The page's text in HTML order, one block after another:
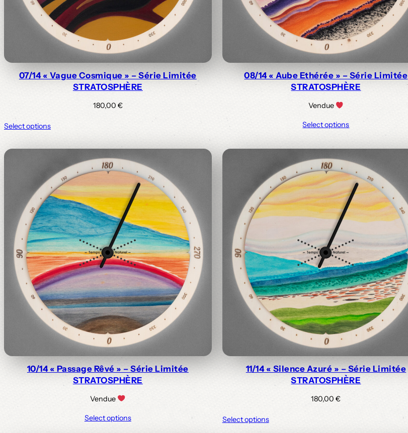
07/14 « Vague Cosmique » – Série Limitée
STRATOSPHÈRE
180,00 €
Select options
08/14 « Aube Ethérée » – Série Limitée
STRATOSPHÈRE
Vendue
Select options
10/14 « Passage Rêvé » – Série Limitée
STRATOSPHÈRE
Vendue
Select options
11/14 « Silence Azuré » – Série Limitée
STRATOSPHÈRE
180,00€
Select options